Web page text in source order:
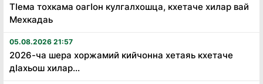
Тӏема тохкама оагӏон кулгалхошца, кхетаче хилар вай
Мехкадаь
05.08.2026 21:57
2026-ча шера хоржамий кийчонна хетаяь кхетаче
дӏахьош хилар...